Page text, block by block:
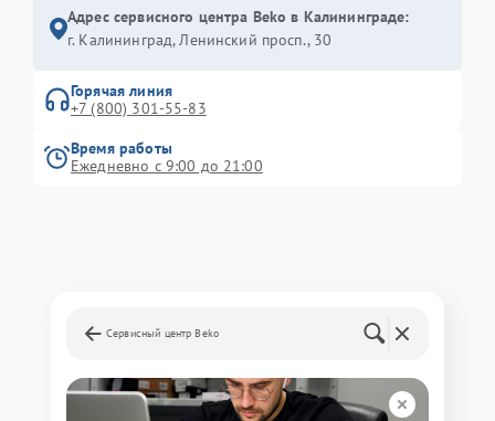
Адрес сервисного центра Beko в Калининграде:
г. Калининград, Ленинский просп., 30
Горячая линия
+7 (800) 301-55-83
Время работы
Ежедневно с 9:00 до 21:00
Сервисный центр Beko